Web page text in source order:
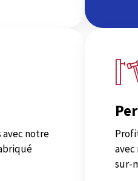
avec notre
sur-